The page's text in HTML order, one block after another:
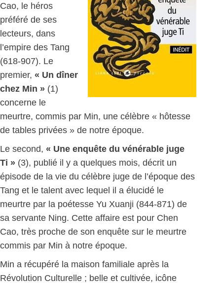
Cao, le héros
préféré de ses
lecteurs, dans
l’empire des Tang
(618-907). Le
premier, « Un dîner
chez Min » (1)
concerne le
meurtre, commis par Min, une célèbre « hôtesse
de tables privées » de notre époque.
Le second, « Une enquête du vénérable juge
Ti » (3), publié il y a quelques mois, décrit un
épisode de la vie du célèbre juge de l’époque des
Tang et le talent avec lequel il a élucidé le
meurtre par la poétesse Yu Xuanji (844-871) de
sa servante Ning. Cette affaire est pour Chen
Cao, très proche de son enquête sur le meurtre
commis par Min à notre époque.
Min a récupéré la maison familiale après la
Révolution Culturelle ; belle et cultivée, icône